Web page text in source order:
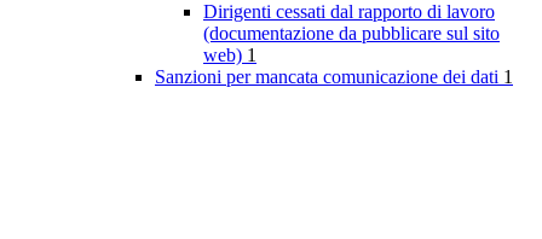
Dirigenti cessati dal rapporto di lavoro
(documentazione da pubblicare sul sito
web) 1
Sanzioni per mancata comunicazione dei dati 1